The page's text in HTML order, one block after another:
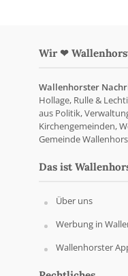
Wir ❤
Wallenhorster
Hollage, Rulle &
aus Politik,
Kirchengemeinden,
Gemeinde
Das ist
Über uns
Werbung in
Wallenhorster